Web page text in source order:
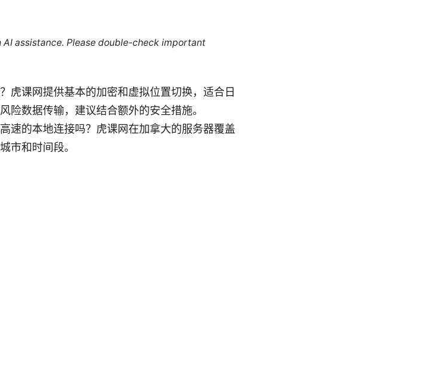
assistance. Please double-check important
虎课网提供基本的加密和虚拟位置切换，适合日
险数据传输，建议结合额外的安全措施。
速的本地连接吗？虎课网在加拿大的服务器覆盖
市和时间段。